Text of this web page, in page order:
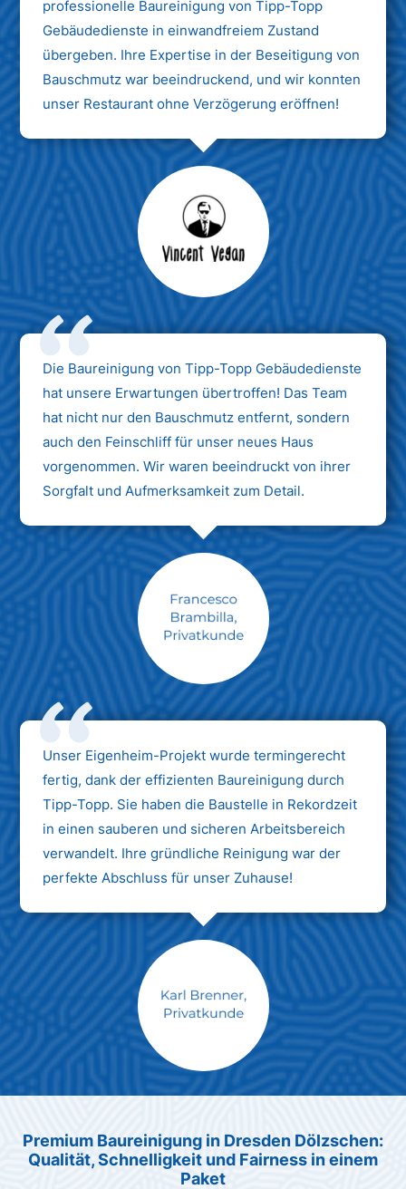
professionelle Baureinigung von Tipp-Topp
Gebäudedienste in einwandfreiem Zustand
übergeben. Ihre Expertise in der Beseitigung von
Bauschmutz war beeindruckend, und wir konnten
unser Restaurant ohne Verzögerung eröffnen!
Max Mustermann
Unternehmen AG
Die Baureinigung von Tipp-Topp Gebäudedienste
hat unsere Erwartungen übertroffen! Das Team
hat nicht nur den Bauschmutz entfernt, sondern
auch den Feinschliff für unser neues Haus
vorgenommen. Wir waren beeindruckt von ihrer
Sorgfalt und Aufmerksamkeit zum Detail.
Max Mustermann
Unternehmen AG
Unser Eigenheim-Projekt wurde termingerecht
fertig, dank der effizienten Baureinigung durch
Tipp-Topp. Sie haben die Baustelle in Rekordzeit
in einen sauberen und sicheren Arbeitsbereich
verwandelt. Ihre gründliche Reinigung war der
perfekte Abschluss für unser Zuhause!
Max Mustermann
Premium Baureinigung in Dresden Dölzschen:
Qualität, Schnelligkeit und Fairness in einem
Paket